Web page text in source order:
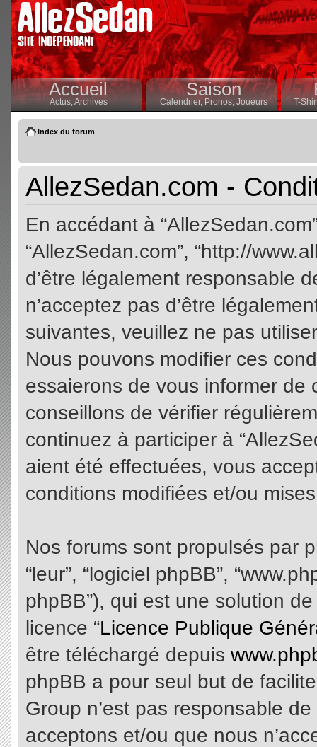
Accueil
Actus,Archives
Saison
Calendrier,Pronos, Joueurs T-
Index du forum
AllezSedan.com -
En accédant à
“AllezSedan.com”, “http://
d’être légalement responsable
n’acceptez pas d’être
suivantes, veuillez ne pas
Nous pouvons modifier ces
essaierons de vous informer
conseillons de vérifier
continuez à participer à
aient été effectuées, vous
conditions modifiées et/ou
Nos forums sont propulsés par
“leur”, “logiciel phpBB”,
phpBB”), qui est une solution
licence “Licence Publique
être téléchargé depuis
phpBB a pour seul but de
Group n’est pas responsable
acceptons et/ou que nous